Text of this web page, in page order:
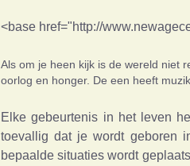
<base href="http://
Als om je heen kijk is de wereld niet
oorlog en honger. De een heeft
Elke gebeurtenis in het leven
toevallig dat je wordt geboren
bepaalde situaties wordt